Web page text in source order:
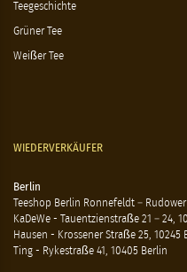
Teegeschichte
Grüner Tee
Weißer Tee
WIEDERVERKÄUFER
Berlin
Teeshop Berlin Ronnefeldt – Rudower
KaDeWe - Tauentzienstraße 21 – 24,
Hausen - Krossener Straße 25, 10245
Ting - Rykestraße 41, 10405 Berlin